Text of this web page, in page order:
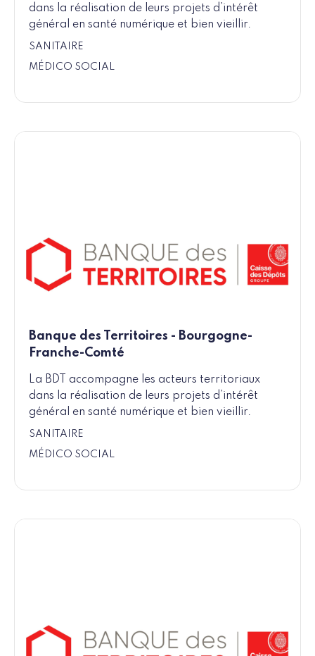
dans la réalisation de leurs projets d’intérêt
général en santé numérique et bien vieillir.
SANITAIRE
MÉDICO SOCIAL
Banque des Territoires - Bourgogne-
Franche-Comté
La BDT accompagne les acteurs territoriaux
dans la réalisation de leurs projets d’intérêt
général en santé numérique et bien vieillir.
SANITAIRE
MÉDICO SOCIAL